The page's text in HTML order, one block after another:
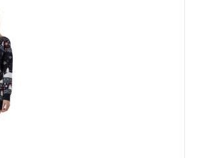
HURTIGT KIG